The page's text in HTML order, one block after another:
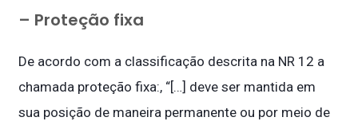
– Proteção fixa
De acordo com a classificação descrita na NR 12 a
chamada proteção fixa:, “[…] deve ser mantida em
sua posição de maneira permanente ou por meio de